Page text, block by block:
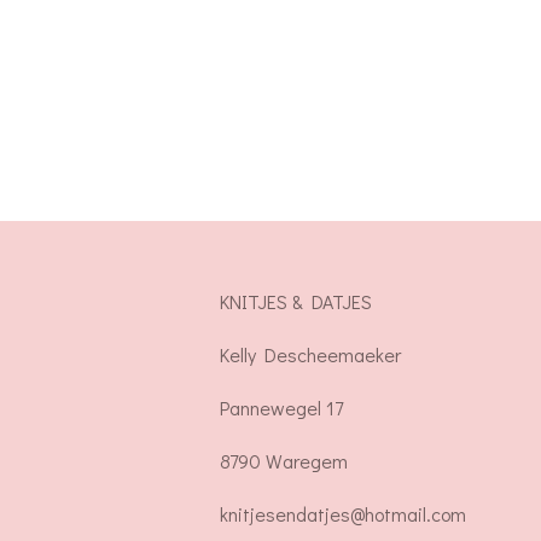
KNITJES & DATJES
Kelly Descheemaeker
Pannewegel 17
8790 Waregem
knitjesendatjes@hotmail.com